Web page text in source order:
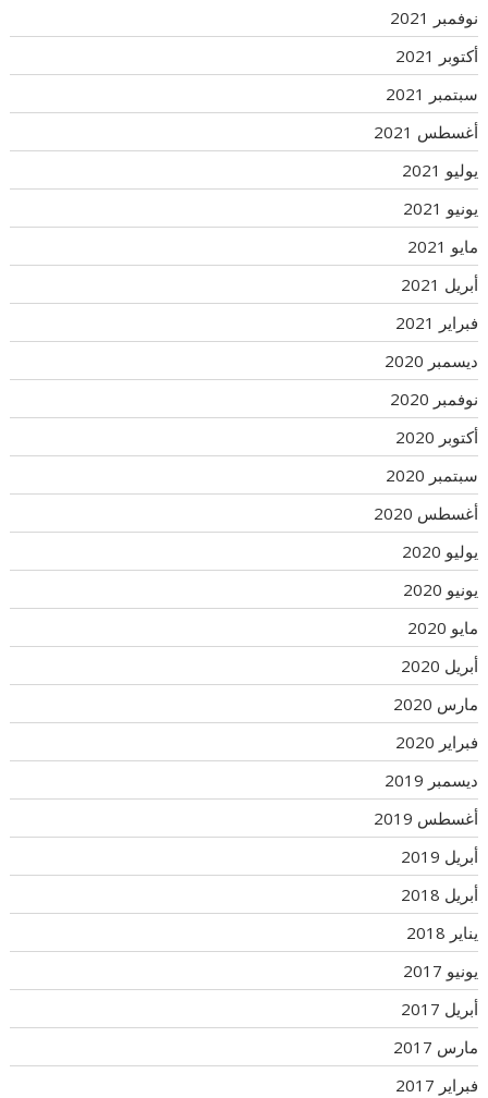
نوفمبر 2021
أكتوبر 2021
سبتمبر 2021
أغسطس 2021
يوليو 2021
يونيو 2021
مايو 2021
أبريل 2021
فبراير 2021
ديسمبر 2020
نوفمبر 2020
أكتوبر 2020
سبتمبر 2020
أغسطس 2020
يوليو 2020
يونيو 2020
مايو 2020
أبريل 2020
مارس 2020
فبراير 2020
ديسمبر 2019
أغسطس 2019
أبريل 2019
أبريل 2018
يناير 2018
يونيو 2017
أبريل 2017
مارس 2017
فبراير 2017